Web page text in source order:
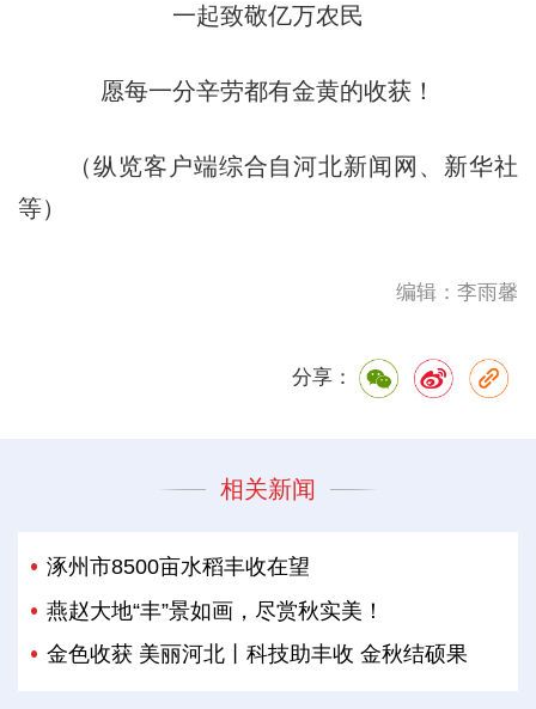
一起致敬亿万农民
愿每一分辛劳都有金黄的收获！
（纵览客户端综合自河北新闻网、新华社
等）
编辑：李雨馨
分享：
相关新闻
涿州市8500亩水稻丰收在望
燕赵大地“丰”景如画，尽赏秋实美！
金色收获 美丽河北丨科技助丰收 金秋结硕果